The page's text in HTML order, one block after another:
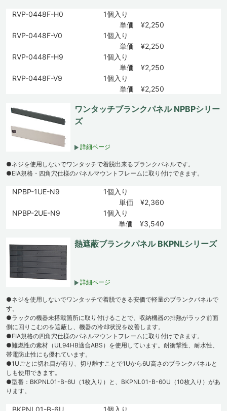
RVP-0448F-H0
1個入り
単価 ¥2,250
RVP-0448F-V0
1個入り
単価 ¥2,250
RVP-0448F-H9
1個入り
単価 ¥2,250
RVP-0448F-V9
1個入り
単価 ¥2,250
ワンタッチブランクパネル NPBPシリー
ズ
詳細ページ
●ネジを使用しないでワンタッチで着脱出来るブランクパネルです。
●EIA規格・四角穴仕様のパネルマウントフレームに取り付けできます。
NPBP-1UE-N9
1個入り
単価 ¥2,360
NPBP-2UE-N9
1個入り
単価 ¥3,540
熱遮蔽ブランクパネル BKPNLシリーズ
詳細ページ
●ネジを使用しないでワンタッチで着脱できる安価で軽量のブランクパネルで
す。
●ラックの機器未搭載箇所に取り付けることで、収納機器の排熱がラック前面
側に回りこむのを遮蔽し、機器の冷却状況を改善します。
●EIA規格の四角穴仕様のパネルマウントフレームに取り付けできます。
●難燃性の素材（UL94HB適合ABS）を使用しています。耐衝撃性、耐水性、
帯電防止性にも優れています。
●1Uごとに切れ目が有り、切り離すことで1Uから6U高さのブランクパネルと
しも使用できます。
●型番：BKPNL01-B-6U（1枚入り）と、BKPNL01-B-60U（10枚入り）があ
ります。
BKPNL01-B-6U
1個入り